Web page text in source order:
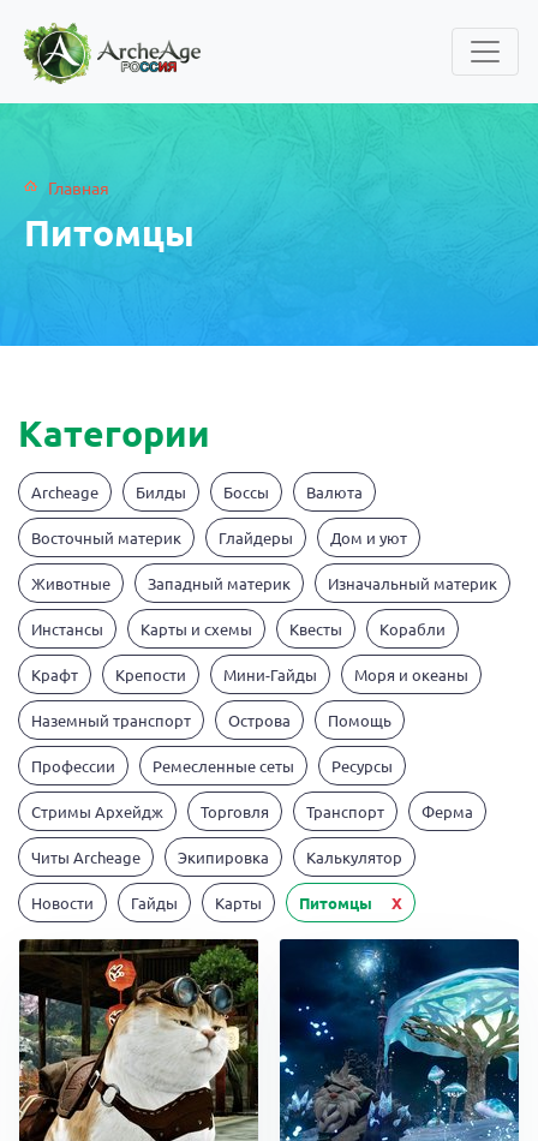
Главная
Питомцы
Категории
Archeage Билды Боссы Валюта
Восточный материк Глайдеры Дом и уют
Животные Западный материк Изначальный материк
Инстансы Карты и схемы Квесты Корабли
Крафт Крепости Мини-Гайды Моря и океаны
Наземный транспорт Острова Помощь
Профессии Ремесленные сеты Ресурсы
Стримы Архейдж Торговля Транспорт Ферма
Читы Archeage Экипировка Калькулятор
Новости Гайды Карты Питомцы X